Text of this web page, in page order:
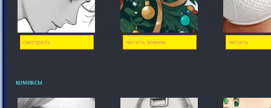
смотреть читать комикс читать
комиксы